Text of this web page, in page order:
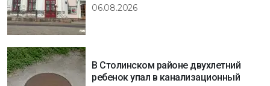
06.08.2026
В Столинском районе двухлетний
ребенок упал в канализационный